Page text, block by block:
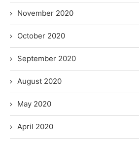
November 2020
October 2020
September 2020
August 2020
May 2020
April 2020